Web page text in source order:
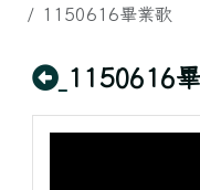
1150616畢業歌
回上頁
1150616